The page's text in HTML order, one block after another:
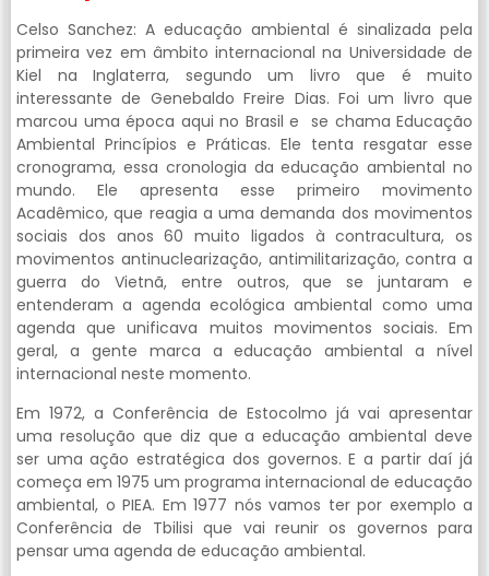
Celso Sanchez: A educação ambiental é sinalizada pela
primeira vez em âmbito internacional na Universidade de
Kiel na Inglaterra, segundo um livro que é muito
interessante de Genebaldo Freire Dias. Foi um livro que
marcou uma época aqui no Brasil e se chama Educação
Ambiental Princípios e Práticas. Ele tenta resgatar esse
cronograma, essa cronologia da educação ambiental no
mundo. Ele apresenta esse primeiro movimento
Acadêmico, que reagia a uma demanda dos movimentos
sociais dos anos 60 muito ligados à contracultura, os
movimentos antinuclearização, antimilitarização, contra a
guerra do Vietnã, entre outros, que se juntaram e
entenderam a agenda ecológica ambiental como uma
agenda que unificava muitos movimentos sociais. Em
geral, a gente marca a educação ambiental a nível
internacional neste momento.
Em 1972, a Conferência de Estocolmo já vai apresentar
uma resolução que diz que a educação ambiental deve
ser uma ação estratégica dos governos. E a partir daí já
começa em 1975 um programa internacional de educação
ambiental, o PIEA. Em 1977 nós vamos ter por exemplo a
Conferência de Tbilisi que vai reunir os governos para
pensar uma agenda de educação ambiental.